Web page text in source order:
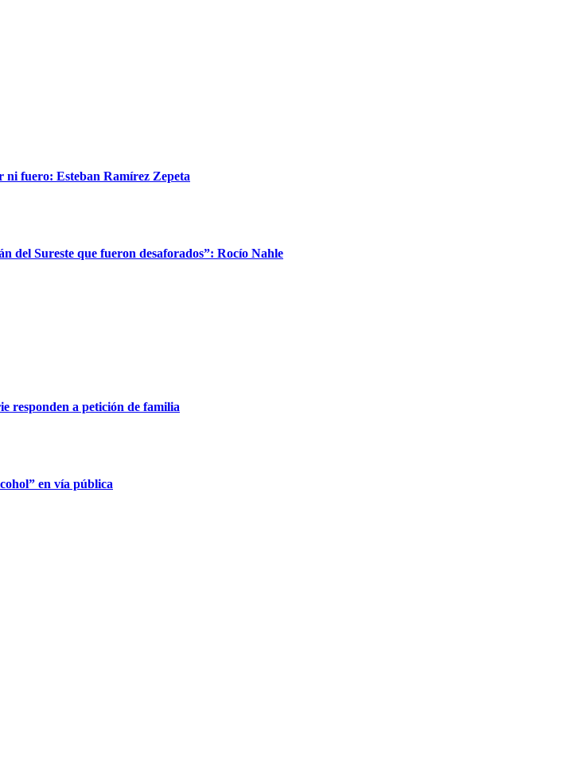
ni fuero: Esteban Ramírez Zepeta
del Sureste que fueron desaforados”: Rocío Nahle
responden a petición de familia
en vía pública